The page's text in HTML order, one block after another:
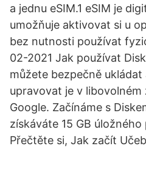
a jednu eSIM.1 eSIM je
umožňuje aktivovat si u
bez nutnosti používat
02-2021 Jak používat
můžete bezpečně
upravovat je v libovolném
Google. Začínáme s
získáváte 15 GB
Přečtěte si, Jak začít